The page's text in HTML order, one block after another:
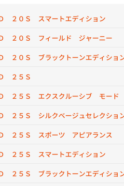
２０Ｓ スマートエディション
２０Ｓ フィールド ジャーニー
２０Ｓ ブラックトーンエディショ
２５Ｓ
２５Ｓ エクスクルーシブ モード
２５Ｓ シルクベージュセレクショ
２５Ｓ スポーツ アピアランス
２５Ｓ スマートエディション
２５Ｓ ブラックトーンエディショ